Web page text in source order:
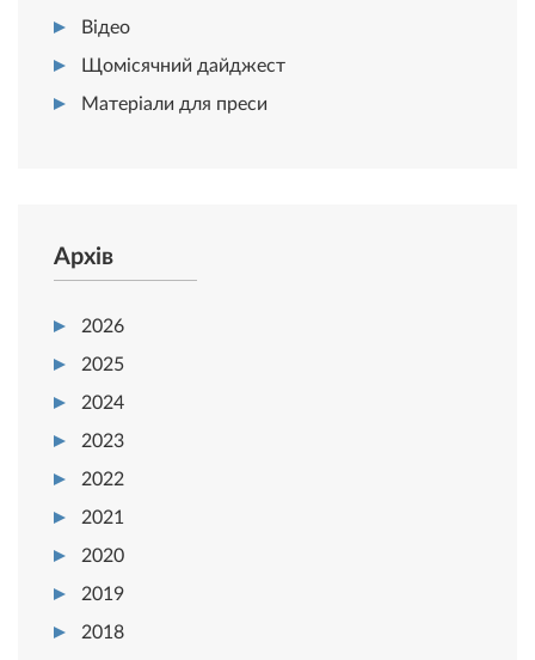
Відео
Щомісячний дайджест
Матеріали для преси
Архів
2026
2025
2024
2023
2022
2021
2020
2019
2018